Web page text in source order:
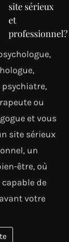
site sérieux
et
professionnel?
psychiatre,
ou
et vous
site sérieux
un
être, où
de
votre